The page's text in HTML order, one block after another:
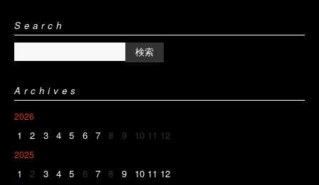
Search
Archives
2026
1 2 3 4 5 6 7 8 9 10 11 12
2025
1 2 3 4 5 6 7 8 9 10 11 12